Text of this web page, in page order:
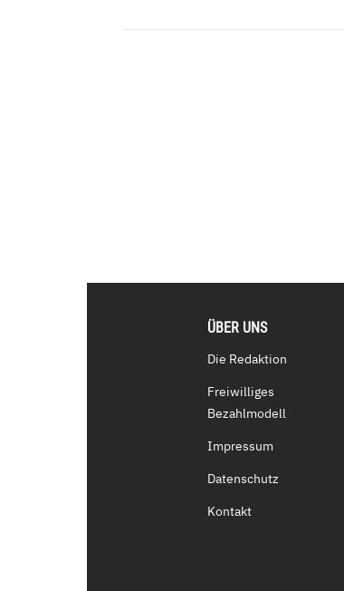
ÜBER UNS
Die Redaktion
Freiwilliges
Bezahlmodell
Impressum
Datenschutz
Kontakt